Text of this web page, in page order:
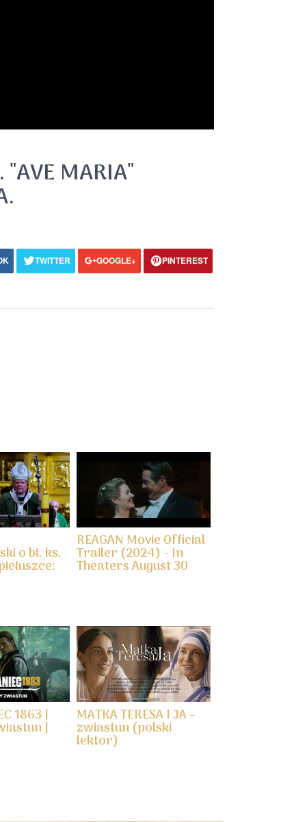
MARIA"
TWITTER GOOGLE+
PINTEREST
o bł. ks.
REAGAN Movie Official
Trailer (2024) - In
Theaters August 30
1863 |
|
MATKA TERESA I JA -
zwiastun (polski
lektor)